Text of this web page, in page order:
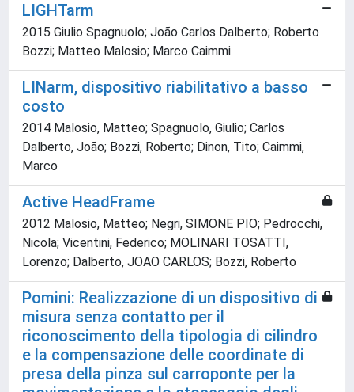
LIGHTarm
2015 Giulio Spagnuolo; João Carlos Dalberto; Roberto
Bozzi; Matteo Malosio; Marco Caimmi
LINarm, dispositivo riabilitativo a basso
costo
2014 Malosio, Matteo; Spagnuolo, Giulio; Carlos
Dalberto, João; Bozzi, Roberto; Dinon, Tito; Caimmi,
Marco
Active HeadFrame
2012 Malosio, Matteo; Negri, SIMONE PIO; Pedrocchi,
Nicola; Vicentini, Federico; MOLINARI TOSATTI,
Lorenzo; Dalberto, JOAO CARLOS; Bozzi, Roberto
Pomini: Realizzazione di un dispositivo di
misura senza contatto per il
riconoscimento della tipologia di cilindro
e la compensazione delle coordinate di
presa della pinza sul carroponte per la